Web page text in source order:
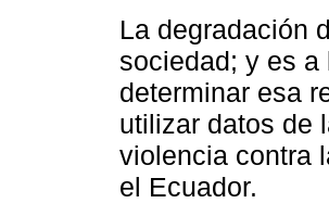
La degradación
sociedad; y es
determinar esa
utilizar datos de
violencia contra
el Ecuador.